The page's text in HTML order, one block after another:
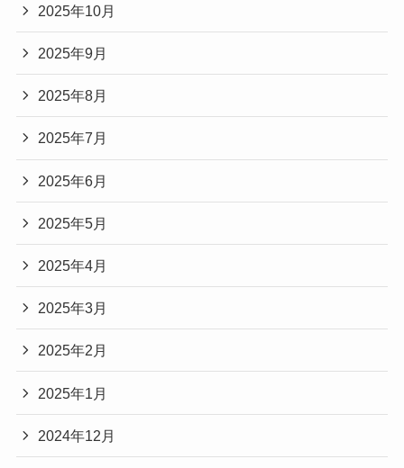
2025年10月
2025年9月
2025年8月
2025年7月
2025年6月
2025年5月
2025年4月
2025年3月
2025年2月
2025年1月
2024年12月